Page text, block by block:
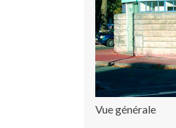
Vue générale